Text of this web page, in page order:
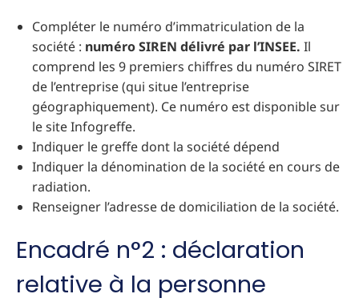
Compléter le numéro d’immatriculation de la
société : numéro SIREN délivré par l’INSEE. Il
comprend les 9 premiers chiffres du numéro SIRET
de l’entreprise (qui situe l’entreprise
géographiquement). Ce numéro est disponible sur
le site Infogreffe.
Indiquer le greffe dont la société dépend
Indiquer la dénomination de la société en cours de
radiation.
Renseigner l’adresse de domiciliation de la société.
Encadré n°2 : déclaration
relative à la personne